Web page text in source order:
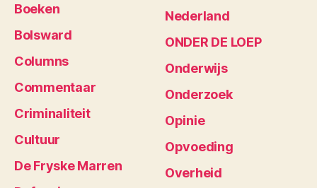
Boeken
Bolsward
Columns
Commentaar
Criminaliteit
Cultuur
De Fryske Marren
Nederland
ONDER DE LOEP
Onderwijs
Onderzoek
Opinie
Opvoeding
Overheid